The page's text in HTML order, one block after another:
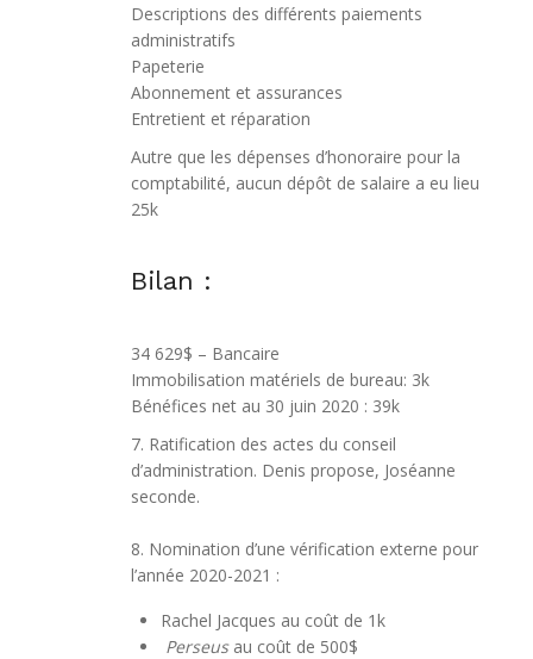
Descriptions des différents paiements
administratifs
Papeterie
Abonnement et assurances
Entretient et réparation
Autre que les dépenses d’honoraire pour la
comptabilité, aucun dépôt de salaire a eu lieu
25k
Bilan :
34 629$ – Bancaire
Immobilisation matériels de bureau: 3k
Bénéfices net au 30 juin 2020 : 39k
7. Ratification des actes du conseil
d’administration. Denis propose, Joséanne
seconde.
8. Nomination d’une vérification externe pour
l’année 2020-2021 :
Rachel Jacques au coût de 1k
Perseusau coût de 500$